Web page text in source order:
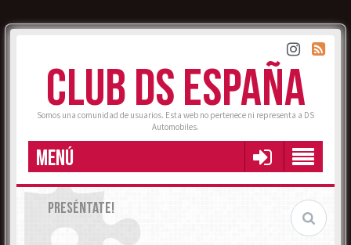
CLUB DS ESPAÑA
Somos una comunidad de usuarios. Esta web no pertenece ni representa a DS
Automobiles.
MENÚ
PRESÉNTATE!